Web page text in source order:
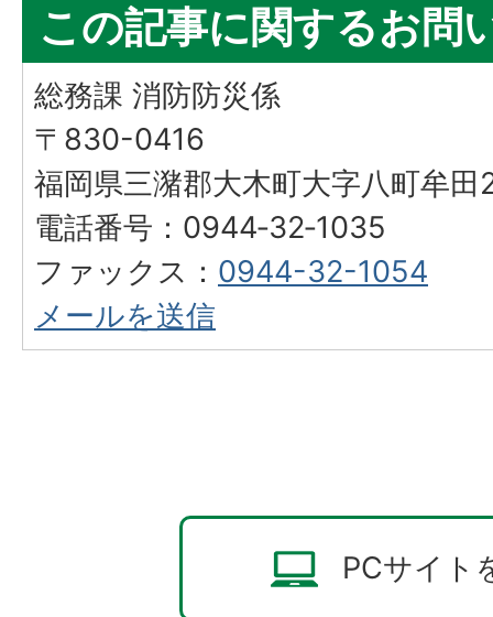
この記事に関するお問
総務課 消防防災係
〒830-0416
福岡県三潴郡大木町大字八町牟
電話番号：0944‐32‐1035
ファックス： 0944-32-1054
メールを送信
PCサイト